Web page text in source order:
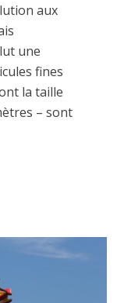
aux
une
fines
la taille
– sont